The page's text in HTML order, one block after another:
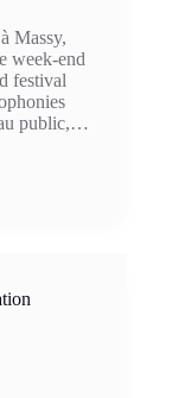
Massy,
week-end
festival
au public,…